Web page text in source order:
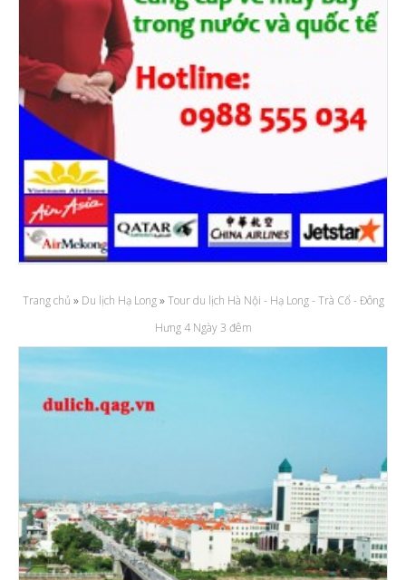
Trang chủ » Du lịch Hạ Long»Tour du lịch Hà Nội - Hạ Long - Trà Cổ - Đông
Hưng 4 Ngày 3 đêm